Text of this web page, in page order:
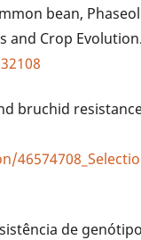
bean,
Crop
bruchid
de